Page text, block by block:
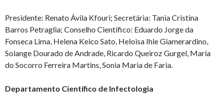
Presidente: Renato Ávila Kfouri; Secretária: Tania Cristina
Barros Petraglia; Conselho Científico: Eduardo Jorge da
Fonseca Lima, Helena Keico Sato, Heloisa Ihle Giamerardino,
Solange Dourado de Andrade, Ricardo Queiroz Gurgel, Maria
do Socorro Ferreira Martins, Sonia Maria de Faria.
Departamento Científico de Infectologia